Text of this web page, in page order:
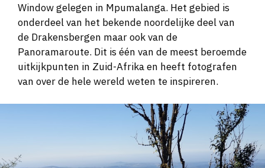
Window gelegen in Mpumalanga. Het gebied is
onderdeel van het bekende noordelijke deel van
de Drakensbergen maar ook van de
Panoramaroute. Dit is één van de meest beroemde
uitkijkpunten in Zuid-Afrika en heeft fotografen
van over de hele wereld weten te inspireren.